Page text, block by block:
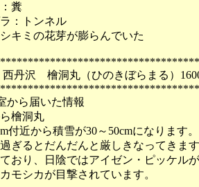
ンネル
キミの花芽が膨らんでいた
西丹沢 檜洞丸（ひのきぼらまる）
から届いた情報
檜洞丸
付近から積雪が30～50cmになります
ぎるとだんだんと厳しきなってきま
おり、日陰ではアイゼン・ピッケル
モシカが目撃されています。